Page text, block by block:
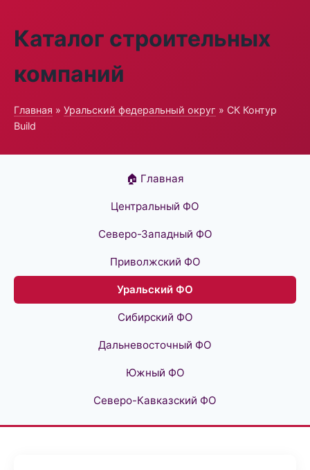
Каталог строительных
компаний
Главная » Уральский федеральный округ » СК Контур
Build
🏠 Главная
Центральный ФО
Северо-Западный ФО
Приволжский ФО
Уральский ФО
Сибирский ФО
Дальневосточный ФО
Южный ФО
Северо-Кавказский ФО